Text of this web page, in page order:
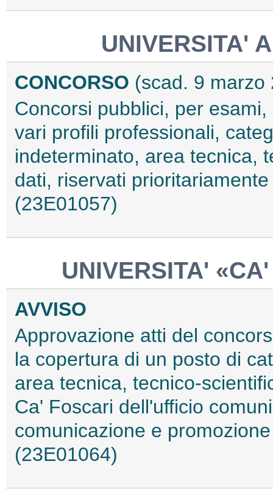
UNIVERSITA'
CONCORSO (scad. 9 marzo
Concorsi pubblici, per
vari profili professionali,
indeterminato, area tecnica,
dati, riservati
(23E01057)
UNIVERSITA'
AVVISO
Approvazione atti del
la copertura di un posto di
area tecnica, tecnico-
Ca' Foscari dell'ufficio
comunicazione e
(23E01064)